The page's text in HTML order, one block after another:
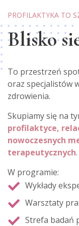
PROFILAKTYKA TO
Blisko
To przestrzeń
oraz specjalistów
zdrowienia.
Skupiamy się na
profilaktyce,
nowoczesnych
terapeutycznych.
W programie:
Wykłady
Warsztaty
Strefa badań